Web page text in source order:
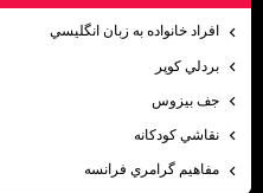
افراد خانواده به زبان انگليسي
بردلي كوپر
جف بيزوس
نقاشي كودكانه
مفاهيم گرامري فرانسه